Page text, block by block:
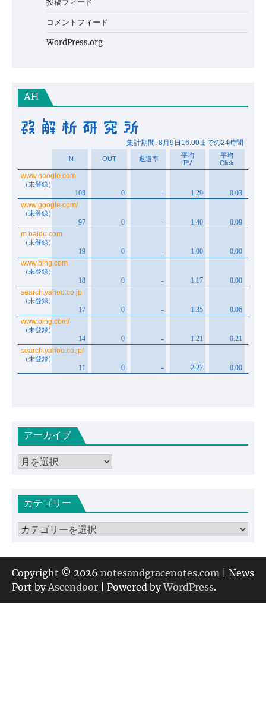
コメントフィード
WordPress.org
AH
アーカイブ
ア
イカテゴリー
カ
ゴ
リ
ー
Copyright © 2026 notesandgracenotes.com | News
Port by Ascendoor | Powered byWordPress.